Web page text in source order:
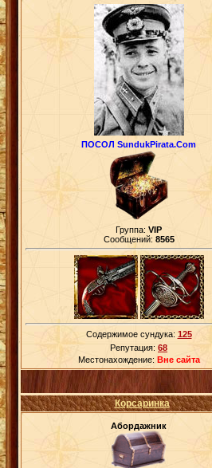
ПОСОЛ SundukPirata.Com
Группа: VIP
Сообщений: 8565
Содержимое сундука: 125
Репутация: 68
Местонахождение: Вне сайта
Корсаринка
Абордажник